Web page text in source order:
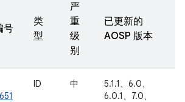
号
类
型
严
重
级
别
已更新的
AOSP 版本
ID 中
5.1.1、6.0、
6.0.1、7.0、